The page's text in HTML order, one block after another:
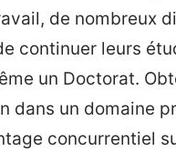
de nombreux
continuer leurs
un Doctorat.
dans un domaine
concurrentiel